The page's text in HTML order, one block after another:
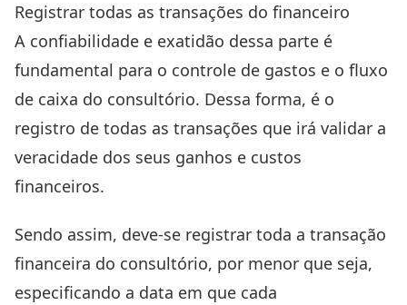
Registrar todas as transações do financeiro
A confiabilidade e exatidão dessa parte é
fundamental para o controle de gastos e o fluxo
de caixa do consultório. Dessa forma, é o
registro de todas as transações que irá validar a
veracidade dos seus ganhos e custos
financeiros.
Sendo assim, deve-se registrar toda a transação
financeira do consultório, por menor que seja,
especificando a data em que cada